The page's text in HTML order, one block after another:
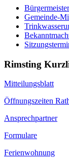
Gemeinde-
Rimsting
Mitteilungsblatt
Öffnungszeiten
Ansprechpartner
Formulare
Ferienwohnung